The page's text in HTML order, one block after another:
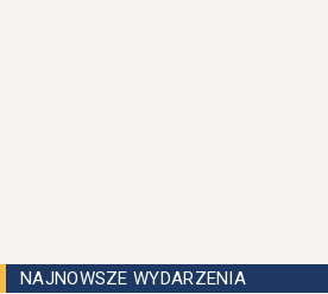
NAJNOWSZE WYDARZENIA